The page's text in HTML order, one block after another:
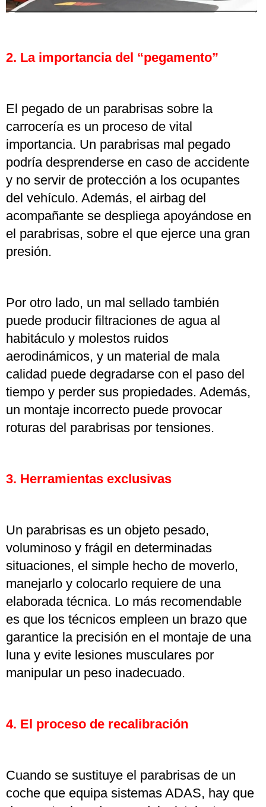
2. La importancia del “pegamento”
El pegado de un parabrisas sobre la
carrocería es un proceso de vital
importancia. Un parabrisas mal pegado
podría desprenderse en caso de accidente
y no servir de protección a los ocupantes
del vehículo. Además, el airbag del
acompañante se despliega apoyándose en
el parabrisas, sobre el que ejerce una gran
presión.
Por otro lado, un mal sellado también
puede producir filtraciones de agua al
habitáculo y molestos ruidos
aerodinámicos, y un material de mala
calidad puede degradarse con el paso del
tiempo y perder sus propiedades. Además,
un montaje incorrecto puede provocar
roturas del parabrisas por tensiones.
3. Herramientas exclusivas
Un parabrisas es un objeto pesado,
voluminoso y frágil en determinadas
situaciones, el simple hecho de moverlo,
manejarlo y colocarlo requiere de una
elaborada técnica. Lo más recomendable
es que los técnicos empleen un brazo que
garantice la precisión en el montaje de una
luna y evite lesiones musculares por
manipular un peso inadecuado.
4. El proceso de recalibración
Cuando se sustituye el parabrisas de un
coche que equipa sistemas ADAS, hay que